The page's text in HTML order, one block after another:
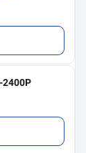
2400P